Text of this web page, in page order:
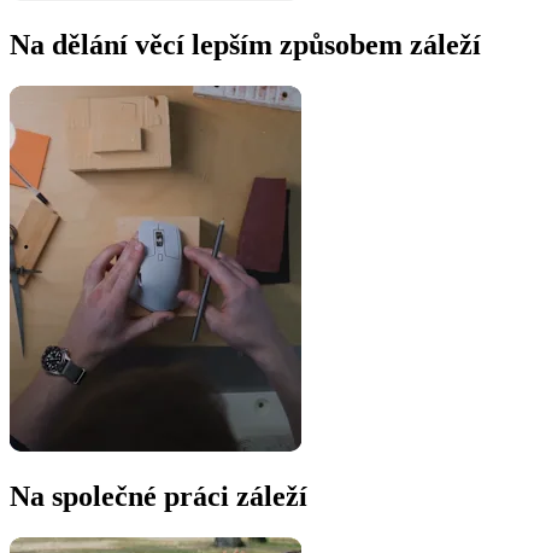
Na dělání věcí lepším způsobem záleží
Na společné práci záleží